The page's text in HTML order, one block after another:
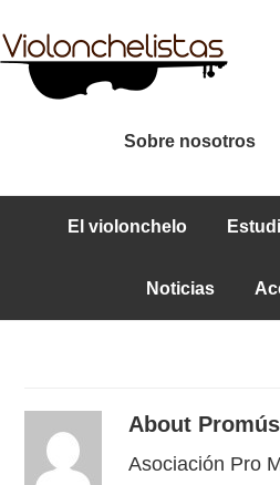
Sobre nosotros
El violonchelo
Noticias
About
Asociación Pro